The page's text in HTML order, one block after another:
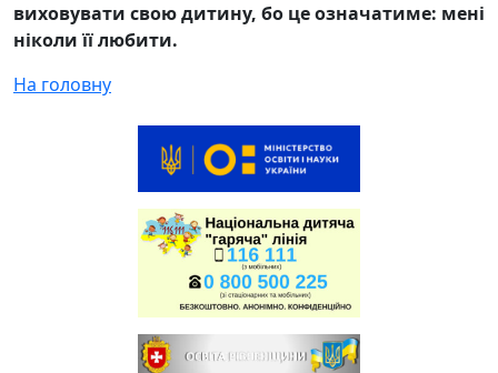
виховувати свою дитину, бо це означатиме: мені
ніколи її любити.
На головну